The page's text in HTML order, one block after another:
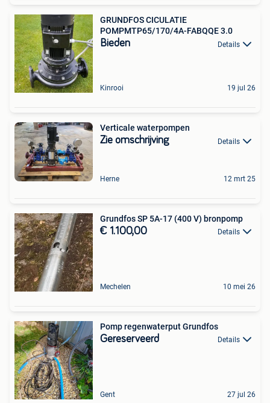
GRUNDFOS CICULATIE
POMPMTP65/170/4A-FABQQE 3.0
Bieden Details
Kinrooi 19 jul 26
Verticale waterpompen
Zie omschrijving Details
Herne 12 mrt 25
Grundfos SP 5A-17 (400 V) bronpomp
€ 1.100,00 Details
Mechelen 10 mei 26
Pomp regenwaterput Grundfos
Gereserveerd Details
Gent 27 jul 26